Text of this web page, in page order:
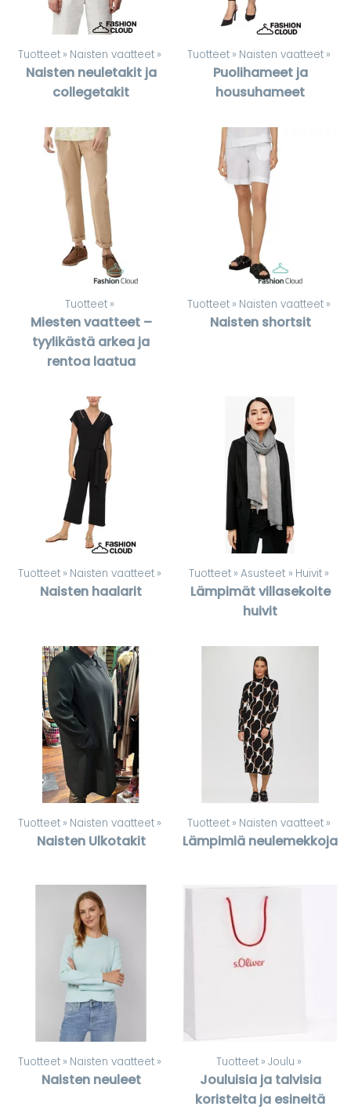
Tuotteet ‪» Naisten vaatteet ‪»
Naisten neuletakit ja
collegetakit
Tuotteet ‪» Naisten vaatteet ‪»
Puolihameet ja
housuhameet
Tuotteet ‪»
Miesten vaatteet –
tyylikästä arkea ja
rentoa laatua
Tuotteet ‪» Naisten vaatteet ‪»
Naisten shortsit
Tuotteet ‪» Naisten vaatteet ‪»
Naisten haalarit
Tuotteet ‪» Asusteet ‪» Huivit ‪»
Lämpimät villasekoite
huivit
Tuotteet ‪» Naisten vaatteet ‪»
Naisten Ulkotakit
Tuotteet ‪» Naisten vaatteet ‪»
Lämpimiä neulemekkoja
Tuotteet ‪» Naisten vaatteet ‪»
Naisten neuleet
Tuotteet ‪» Joulu ‪»
Jouluisia ja talvisia
koristeita ja esineitä